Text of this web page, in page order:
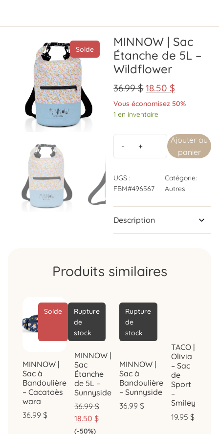
Solde
MINNOW | Sac
Étanche de 5L –
Wildflower
36.99$ 18.50$
Vous économisez 50%
1 en inventaire
Ajouter au
panier
UGS :
FBM#496567
Catégorie:
Autres
Description
Produits similaires
MINNOW |
Sac à
Bandoulière
– Cacatoès
wara
36.99 $
Solde
Rupture
de
stock
MINNOW |
Sac
Étanche
de 5L –
Sunnyside
36.99$
18.50 $
(-50%)
Rupture
de
stock
MINNOW |
Sac à
Bandoulière
– Sunnyside
36.99 $
TACO |
Olivia
– Sac
de
Sport
–
Smiley
19.95 $